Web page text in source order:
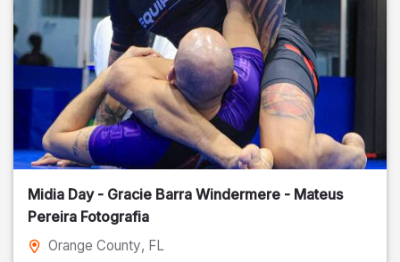
Midia Day - Gracie Barra Windermere - Mateus
Pereira Fotografia
Orange County, FL